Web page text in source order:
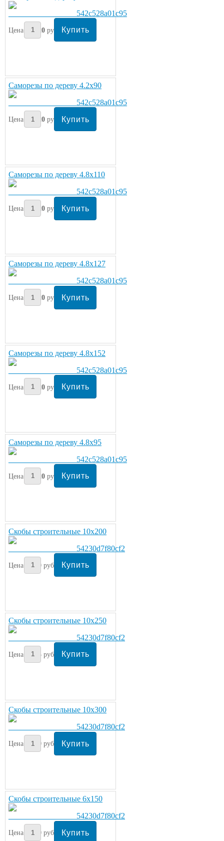
Цена: 220руб/кг.
Саморезы по дереву 4.2х90
Цена: 220руб/кг.
Саморезы по дереву 4.8х110
Цена: 220руб/кг.
Саморезы по дереву 4.8х127
Цена: 220руб/кг.
Саморезы по дереву 4.8х152
Цена: 220руб/кг.
Саморезы по дереву 4.8х95
Цена: 220руб/кг.
Скобы строительные 10х200
Цена: 30руб/шт.
Скобы строительные 10х250
Цена: 35руб/шт.
Скобы строительные 10х300
Цена: 40руб/шт.
Скобы строительные 6х150
Цена: 20руб/шт.